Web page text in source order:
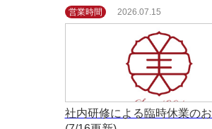
営業時間 2026.07.15
社内研修による臨時休業の